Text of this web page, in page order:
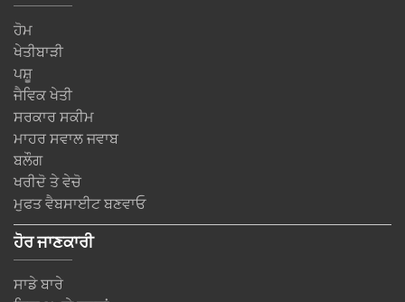
ਹੋਮ
ਖੇਤੀਬਾੜੀ
ਪਸ਼ੂ
ਜੈਵਿਕ ਖੇਤੀ
ਸਰਕਾਰ ਸਕੀਮ
ਮਾਹਰ ਸਵਾਲ ਜਵਾਬ
ਬਲੌਗ
ਖਰੀਦੋ ਤੇ ਵੇਚੋ
ਮੁਫਤ ਵੈਬਸਾਈਟ ਬਣਵਾਓ
ਹੋਰ ਜਾਣਕਾਰੀ
ਸਾਡੇ ਬਾਰੇ